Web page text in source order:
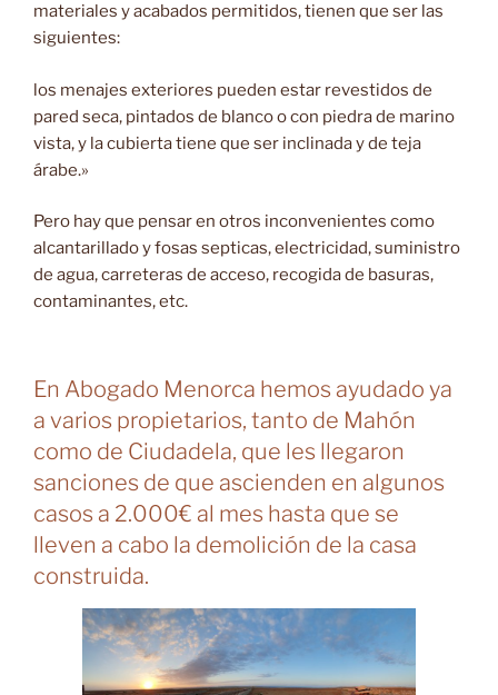
materiales y acabados permitidos, tienen que ser las
siguientes:
los menajes exteriores pueden estar revestidos de
pared seca, pintados de blanco o con piedra de marino
vista, y la cubierta tiene que ser inclinada y de teja
árabe.»
Pero hay que pensar en otros inconvenientes como
alcantarillado y fosas septicas, electricidad, suministro
de agua, carreteras de acceso, recogida de basuras,
contaminantes, etc.
En Abogado Menorca hemos ayudado ya
a varios propietarios, tanto de Mahón
como de Ciudadela, que les llegaron
sanciones de que ascienden en algunos
casos a 2.000€ al mes hasta que se
lleven a cabo la demolición de la casa
construida.